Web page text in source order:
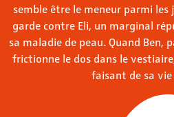
semble être le meneur parmi les
garde contre Eli, un marginal
sa maladie de peau. Quand Ben,
frictionne le dos dans le
faisant de sa